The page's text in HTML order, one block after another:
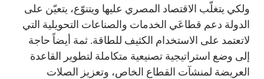
ولكي يتغلّب الاقتصاد المصري عليها ويتنوّع، يتعيّن على
الدولة دعم قطاعَي الخدمات والصناعات التحويلية التي
لاتعتمد على الاستخدام الكثيف للطاقة. ثمة أيضاً حاجة
إلى وضع استراتيجية تصنيعية متكاملة لتطوير القاعدة
العريضة لمنشآت القطاع الخاص، وتعزيز الصلات